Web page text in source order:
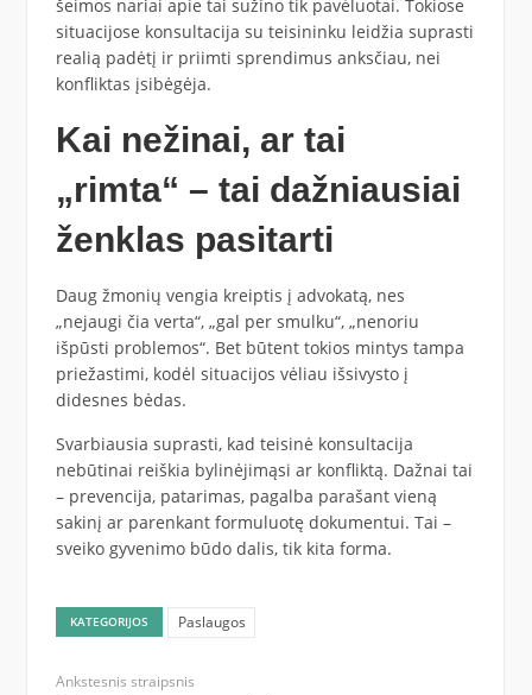
šeimos nariai apie tai sužino tik pavėluotai. Tokiose
situacijose konsultacija su teisininku leidžia suprasti
realią padėtį ir priimti sprendimus anksčiau, nei
konfliktas įsibėgėja.
Kai nežinai, ar tai
„rimta“ – tai dažniausiai
ženklas pasitarti
Daug žmonių vengia kreiptis į advokatą, nes
„nejaugi čia verta“, „gal per smulku“, „nenoriu
išpūsti problemos“. Bet būtent tokios mintys tampa
priežastimi, kodėl situacijos vėliau išsivysto į
didesnes bėdas.
Svarbiausia suprasti, kad teisinė konsultacija
nebūtinai reiškia bylinėjimąsi ar konfliktą. Dažnai tai
– prevencija, patarimas, pagalba parašant vieną
sakinį ar parenkant formuluotę dokumentui. Tai –
sveiko gyvenimo būdo dalis, tik kita forma.
KATEGORIJOS Paslaugos
Ankstesnis straipsnis